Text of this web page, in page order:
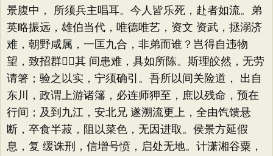
景腹中， 所须兵主唱耳。今人皆乐死，赴者如流。弟
英略振远，雄伯当代，唯德唯艺，资文 资武，拯溺济
难，朝野咸属，一匡九合，非弟而谁？岂得自违物
望，致招群！其 间患难，具如所陈。斯理皎然，无劳
请箸；验之以实，宁须确引。吾所以间关险道， 出自
东川，政谓上游诸籓，必连师狎至，庶以残命，预在
行间；及到九江，安北兄 遂溯流更上，全由饩馈悬
断，卒食半菽，阻以菜色，无因进取。侯景方延假
息，复 缓诛刑，信增号愤，启处无地。计潇湘谷粟，